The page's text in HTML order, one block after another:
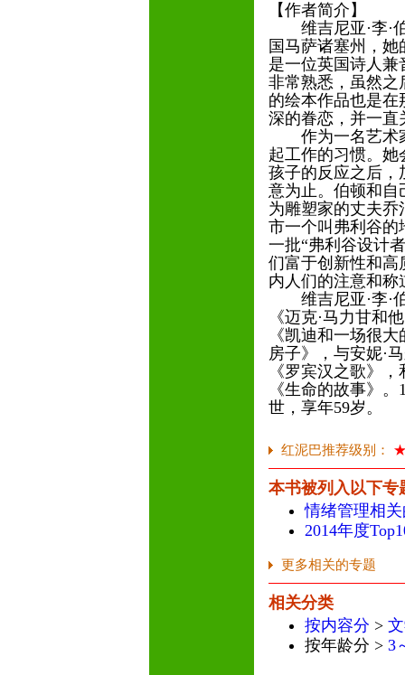
【作者简介】
维吉尼亚·李·伯
国马萨诸塞州，
是一位英国诗人
非常熟悉，虽然之
的绘本作品也是
深的眷恋，并一
作为一名艺术家
起工作的习惯。
孩子的反应之后，
意为止。伯顿和自
为雕塑家的丈夫乔
市一个叫弗利谷的
一批“弗利谷设计
们富于创新性和高
内人们的注意和
维吉尼亚·李·伯
《迈克·马力甘和
《凯迪和一场很
房子》，与安妮·
《罗宾汉之歌》
《生命的故事》
世，享年59岁。
红泥巴推荐级别：
本书被列入以下专
情绪管理相
2014年度
更多相关的专题
相关分类
按内容分 >
按年龄分 > 3